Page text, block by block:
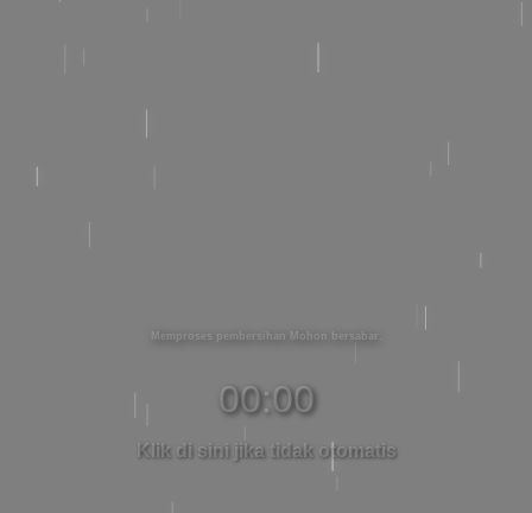
Memproses pembersihan Mohon bersabar
00:00
Klik di sini jika tidak otomatis